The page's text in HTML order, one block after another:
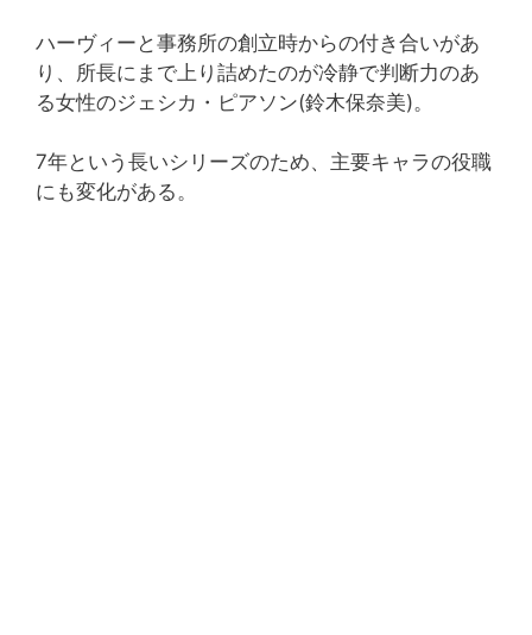
ハーヴィーと事務所の創立時からの付き合いがあ
り、所長にまで上り詰めたのが冷静で判断力のあ
る女性のジェシカ・ピアソン(鈴木保奈美)。
7年という長いシリーズのため、主要キャラの役職
にも変化がある。